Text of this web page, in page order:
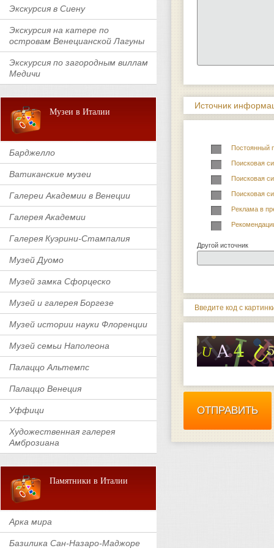
Экскурсия в Сиену
Экскурсия на катере по
островам Венецианской Лагуны
Экскурсия по загородным виллам
Медичи
Музеи в Италии
Барджелло
Ватиканские музеи
Галереи Академии в Венеции
Галерея Академии
Галерея Куэрини-Стампалия
Музей Дуомо
Музей замка Сфорцеско
Музей и галерея Боргезе
Музей истории науки Флоренции
Музей семьи Наполеона
Палаццо Альтемпс
Палаццо Венеция
Уффици
Художественная галерея
Амброзиана
Памятники в Италии
Арка мира
Базилика Сан-Назаро-Маджоре
Источник
Постоянный
Поисковая
Поисковая
Поисковая
Реклама в
Другой источник
Введите код с